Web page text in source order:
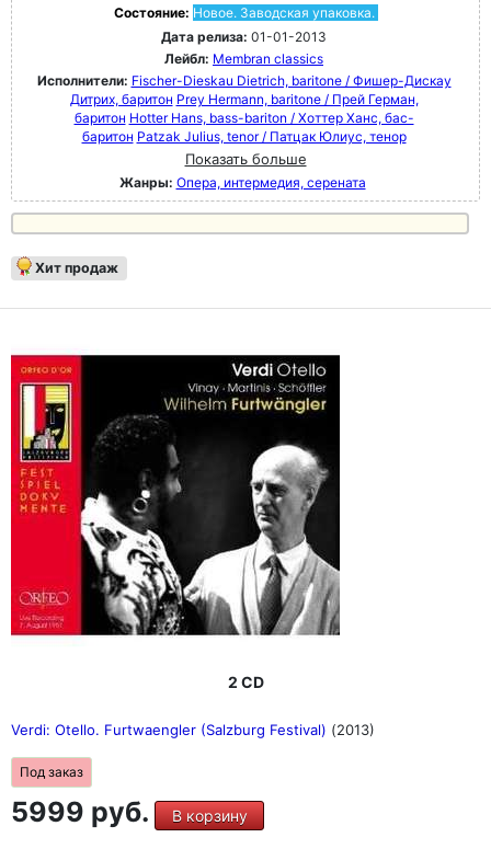
Состояние: Новое. Заводская упаковка.
Дата релиза: 01-01-2013
Лейбл: Membran classics
Исполнители: Fischer-Dieskau Dietrich, baritone / Фишер-Дискау
Дитрих, баритон Prey Hermann, baritone / Прей Герман,
баритон Hotter Hans, bass-bariton / Хоттер Ханс, бас-
баритон Patzak Julius, tenor / Патцак Юлиус, тенор
Показать больше
Жанры: Опера, интермедия, серената
Хит продаж
2 CD
Verdi: Otello. Furtwaengler (Salzburg Festival) (2013)
Под заказ
5999 руб. В корзину